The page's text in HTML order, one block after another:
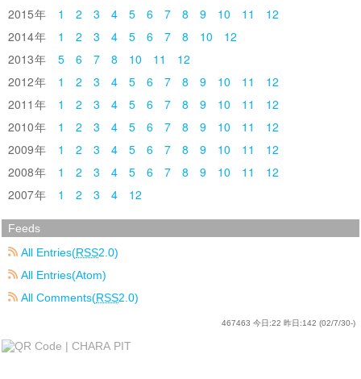
2015
1 2 3 4 5 6 7 8 9 10 11
12
2014
1 2 3 4 5 6 7 8 10
12
2013
5 6 7 8 10 11
12
2012
1 2 3 4 5 6 7 8 9 10 11
12
2011
1 2 3 4 5 6 7 8 9 10 11
12
2010
1 2 3 4 5 6 7 8 9 10 11
12
2009
1 2 3 4 5 6 7 8 9 10 11
12
2008
1 2 3 4 5 6 7 8 9 10 11
12
2007
1 2 3 4 12
Feeds
All Entries(RSS2.0)
All Entries(Atom)
All Comments(RSS2.0)
467463 今日:22 昨日:142 (02/7/30-)